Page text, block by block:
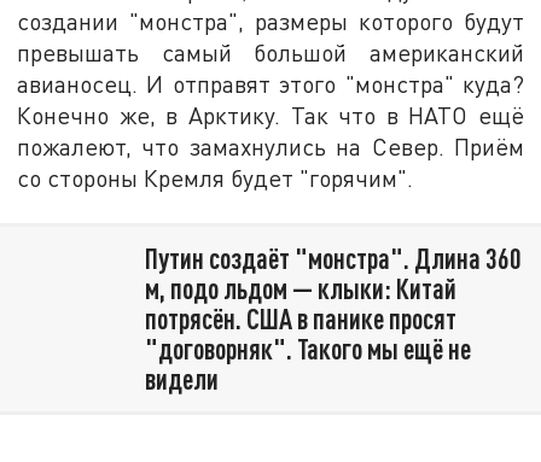
создании "монстра", размеры которого будут
превышать самый большой американский
авианосец. И отправят этого "монстра" куда?
Конечно же, в Арктику. Так что в НАТО ещё
пожалеют, что замахнулись на Север. Приём
со стороны Кремля будет "горячим".
Путин создаёт "монстра". Длина 360
м, подо льдом — клыки: Китай
потрясён. США в панике просят
"договорняк". Такого мы ещё не
видели